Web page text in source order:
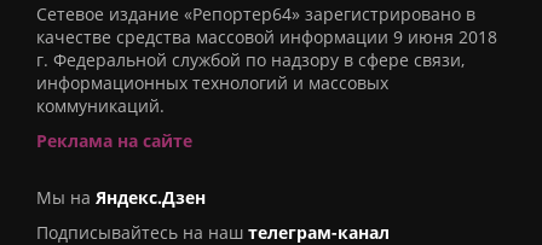
Сетевое издание «Репортер64» зарегистрировано в
качестве средства массовой информации 9 июня 2018
г. Федеральной службой по надзору в сфере связи,
информационных технологий и массовых
коммуникаций.
Реклама на сайте
Мы на Яндекс.Дзен
Подписывайтесь на наш телеграм-канал